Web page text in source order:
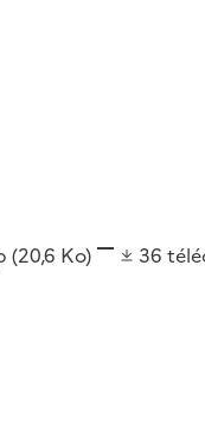
(20,6 Ko) 36